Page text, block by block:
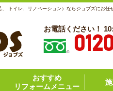
トイレ、リノベーション）ならジョブズにお任
お電話ください！
おすすめ
リフォームメニュー